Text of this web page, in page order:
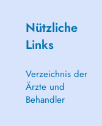
Nützliche
Links
Verzeichnis der
Ärzte und
Behandler